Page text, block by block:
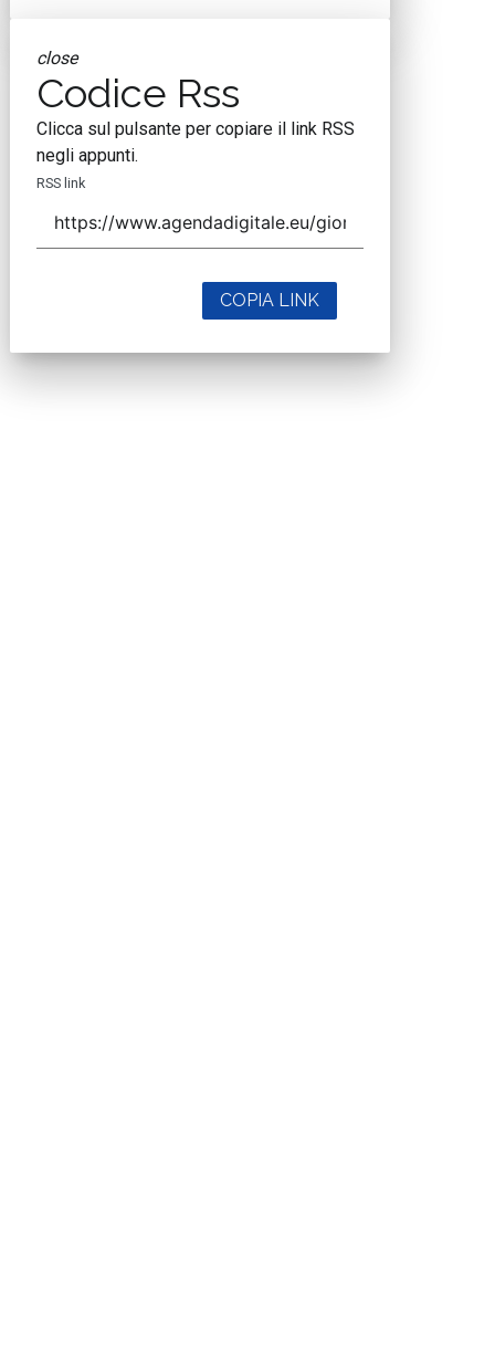
close
Codice Rss
Clicca sul pulsante per copiare il link RSS
negli appunti.
RSS link
COPIA LINK